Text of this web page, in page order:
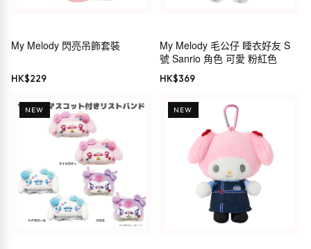
My Melody 閃亮吊飾套裝
HK$229
My Melody 毛公仔 睡衣好友 S
號 Sanrio 角色 可愛 粉紅色
HK$369
NEW NEW